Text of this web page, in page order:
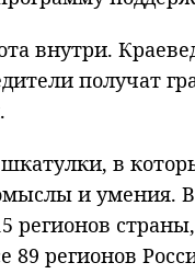
внутри.
получат
в
и умения.
регионов
89 регионов